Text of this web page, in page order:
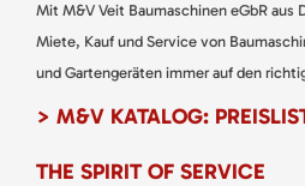
Mit M&V Veit Baumaschinen eGbR aus
Miete, Kauf und Service von
und Gartengeräten immer auf den
> M&V KATALOG:
THE SPIRIT OF SERVICE